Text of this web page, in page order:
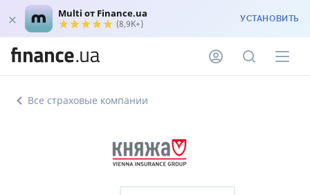
Multi от Finance.ua
(8,9K+) УСТАНОВИТЬ
Все страховые компании